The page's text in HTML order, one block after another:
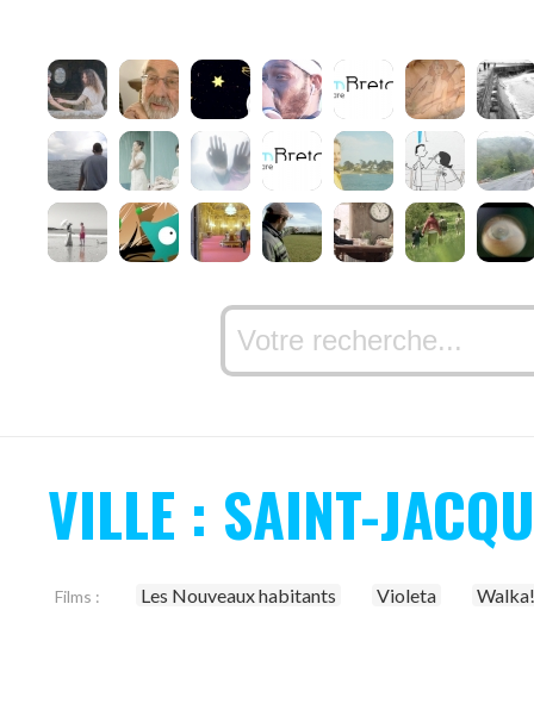
VILLE : SAINT-
Films : Les Nouveaux habitants Violeta Walka!